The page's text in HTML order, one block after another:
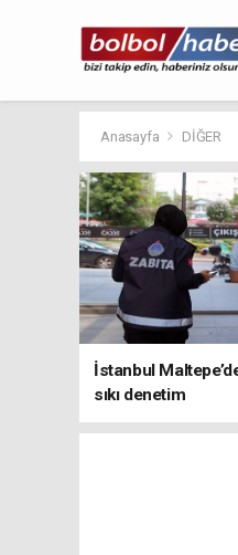
Anasayfa DİĞER
İstanbul
sıkı denetim